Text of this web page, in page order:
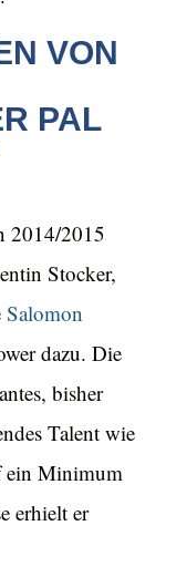
VON
PAL
2014/2015
Stocker,
Salomon
dazu. Die
bisher
Talent wie
ein Minimum
erhielt er